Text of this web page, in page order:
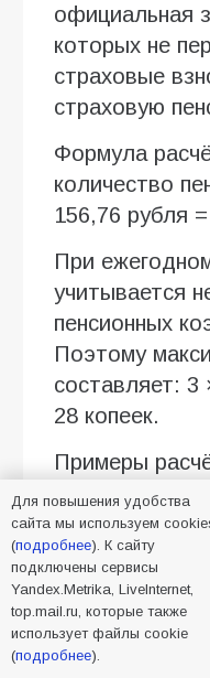
официальная
которых не
страховые
страховую
Формула
количество
156,76 рубля
При
учитывается
пенсионных
Поэтому
составляет: 3
28 копеек.
Примеры
При
40 тысяч
начисляется
Прибавка
235 рублей 14
Для повышения удобства
сайта мы используем
(подробнее). К сайту
подключены сервисы
Yandex.Metrika, LiveInternet,
top.mail.ru, которые также
использует файлы cookie
(подробнее).